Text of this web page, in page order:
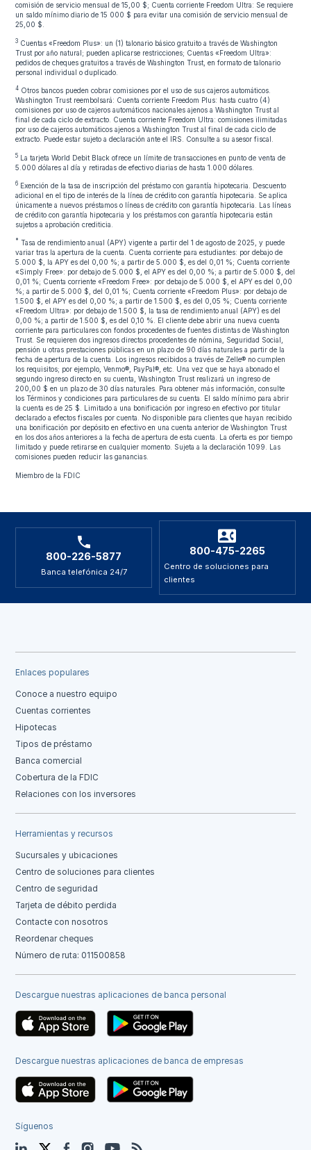
comisión de servicio mensual de 15,00 $; Cuenta corriente Freedom Ultra: Se requiere
un saldo mínimo diario de 15 000 $ para evitar una comisión de servicio mensual de
25,00 $.
3 Cuentas «Freedom Plus»: un (1) talonario básico gratuito a través de Washington
Trust por año natural; pueden aplicarse restricciones; Cuentas «Freedom Ultra»:
pedidos de cheques gratuitos a través de Washington Trust, en formato de talonario
personal individual o duplicado.
4 Otros bancos pueden cobrar comisiones por el uso de sus cajeros automáticos.
Washington Trust reembolsará: Cuenta corriente Freedom Plus: hasta cuatro (4)
comisiones por uso de cajeros automáticos nacionales ajenos a Washington Trust al
final de cada ciclo de extracto. Cuenta corriente Freedom Ultra: comisiones ilimitadas
por uso de cajeros automáticos ajenos a Washington Trust al final de cada ciclo de
extracto. Puede estar sujeto a declaración ante el IRS. Consulte a su asesor fiscal.
5 La tarjeta World Debit Black ofrece un límite de transacciones en punto de venta de
5.000 dólares al día y retiradas de efectivo diarias de hasta 1.000 dólares.
6 Exención de la tasa de inscripción del préstamo con garantía hipotecaria. Descuento
adicional en el tipo de interés de la línea de crédito con garantía hipotecaria. Se aplica
únicamente a nuevos préstamos o líneas de crédito con garantía hipotecaria. Las líneas
de crédito con garantía hipotecaria y los préstamos con garantía hipotecaria están
sujetos a aprobación crediticia.
* Tasa de rendimiento anual (APY) vigente a partir del 1 de agosto de 2025, y puede
variar tras la apertura de la cuenta. Cuenta corriente para estudiantes: por debajo de
5.000 $, la APY es del 0,00 %; a partir de 5.000 $, es del 0,01 %; Cuenta corriente
«Simply Free»: por debajo de 5.000 $, el APY es del 0,00 %; a partir de 5.000 $, del
0,01 %; Cuenta corriente «Freedom Free»: por debajo de 5.000 $, el APY es del 0,00
%; a partir de 5.000 $, del 0,01 %; Cuenta corriente «Freedom Plus»: por debajo de
1.500 $, el APY es del 0,00 %; a partir de 1.500 $, es del 0,05 %; Cuenta corriente
«Freedom Ultra»: por debajo de 1.500 $, la tasa de rendimiento anual (APY) es del
0,00 %; a partir de 1.500 $, es del 0,10 %. El cliente debe abrir una nueva cuenta
corriente para particulares con fondos procedentes de fuentes distintas de Washington
Trust. Se requieren dos ingresos directos procedentes de nómina, Seguridad Social,
pensión u otras prestaciones públicas en un plazo de 90 días naturales a partir de la
fecha de apertura de la cuenta. Los ingresos recibidos a través de Zelle® no cumplen
los requisitos; por ejemplo, Venmo®, PayPal®, etc. Una vez que se haya abonado el
segundo ingreso directo en su cuenta, Washington Trust realizará un ingreso de
200,00 $ en un plazo de 30 días naturales. Para obtener más información, consulte
los Términos y condiciones para particulares de su cuenta. El saldo mínimo para abrir
la cuenta es de 25 $. Limitado a una bonificación por ingreso en efectivo por titular
declarado a efectos fiscales por cuenta. No disponible para clientes que hayan recibido
una bonificación por depósito en efectivo en una cuenta anterior de Washington Trust
en los dos años anteriores a la fecha de apertura de esta cuenta. La oferta es por tiempo
limitado y puede retirarse en cualquier momento. Sujeta a la declaración 1099. Las
comisiones pueden reducir las ganancias.
Miembro de la FDIC
800-226-5877
Banca telefónica 24/7
800-475-2265
Centro de soluciones para
clientes
Enlaces populares
Conoce a nuestro equipo
Cuentas corrientes
Hipotecas
Tipos de préstamo
Banca comercial
Cobertura de la FDIC
Relaciones con los inversores
Herramientas y recursos
Sucursales y ubicaciones
Centro de soluciones para clientes
Centro de seguridad
Tarjeta de débito perdida
Contacte con nosotros
Reordenar cheques
Número de ruta: 011500858
Descargue nuestras aplicaciones de banca personal
Descargue nuestras aplicaciones de banca de empresas
Síguenos
LinkedIn TwitterFacebookInstagramYouTube